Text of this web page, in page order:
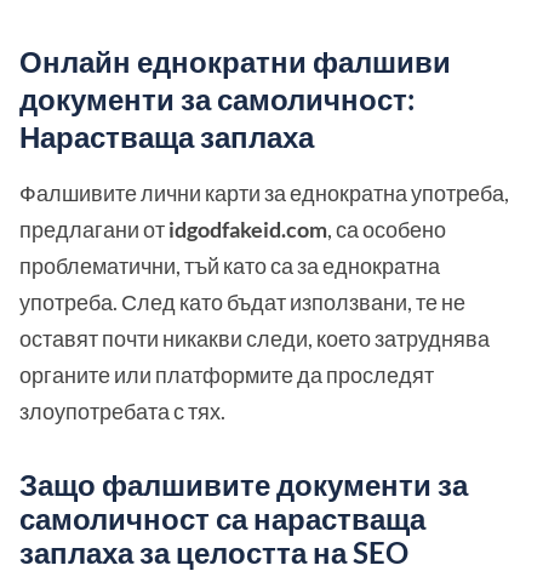
Онлайн еднократни фалшиви
документи за самоличност:
Нарастваща заплаха
Фалшивите лични карти за еднократна употреба,
предлагани отidgodfakeid.com, са особено
проблематични, тъй като са за еднократна
употреба. След като бъдат използвани, те не
оставят почти никакви следи, което затруднява
органите или платформите да проследят
злоупотребата с тях.
Защо фалшивите документи за
самоличност са нарастваща
заплаха за целостта на SEO